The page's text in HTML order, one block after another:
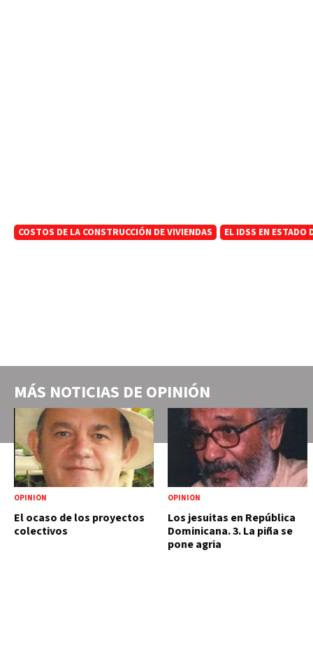
COSTOS DE LA CONSTRUCCIÓN DE VIVIENDAS EL IDSS EN ESTADO
MÁS NOTICIAS DE OPINIÓN
OPINIÓN
El ocaso de los proyectos
colectivos
OPINIÓN
Los jesuitas en República
Dominicana. 3. La piña se
pone agria